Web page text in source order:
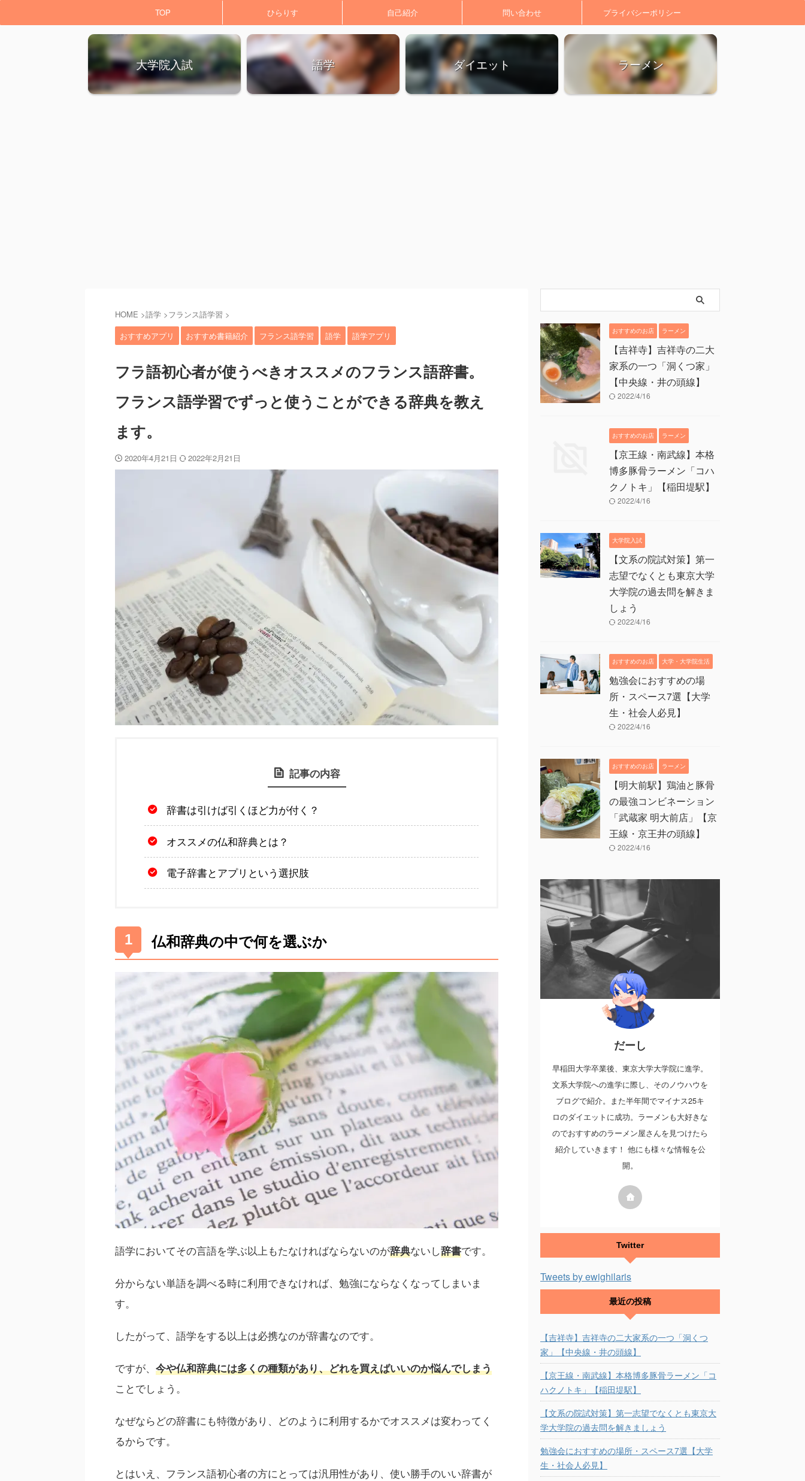
TOP ひらりす 自己紹介 問い合わせ プライバシーポリシー
大学院入試 語学 ダイエット ラーメン
HOME >語学 >フランス語学習 >
おすすめアプリ
おすすめ書籍紹介 フランス語学習 語学 語学アプリ
フラ語初心者が使うべきオススメのフランス語辞書。
フランス語学習でずっと使うことができる辞典を教え
ます。
2020年4月21日 2022年2月21日
記事の内容
辞書は引けば引くほど力が付く？
オススメの仏和辞典とは？
電子辞書とアプリという選択肢
仏和辞典の中で何を選ぶか
語学においてその言語を学ぶ以上もたなければならないのが辞典ないし辞書です。
分からない単語を調べる時に利用できなければ、勉強にならなくなってしまいま
す。
したがって、語学をする以上は必携なのが辞書なのです。
ですが、 今や仏和辞典には多くの種類があり、どれを買えばいいのか悩んでしまう
ことでしょう。
なぜならどの辞書にも特徴があり、どのように利用するかでオススメは変わってく
るからです。
とはいえ、フランス語初心者の方にとっては汎用性があり、使い勝手のいい辞書が
おすすめのお店 ラーメン
【吉祥寺】吉祥寺の二大
家系の一つ「洞くつ家」
【中央線・井の頭線】
2022/4/16
おすすめのお店 ラーメン
【京王線・南武線】本格
博多豚骨ラーメン「コハ
クノトキ」【稲田堤駅】
2022/4/16
大学院入試
【文系の院試対策】第一
志望でなくとも東京大学
大学院の過去問を解きま
しょう
2022/4/16
おすすめのお店 大学・大学院生活
勉強会におすすめの場
所・スペース7選【大学
生・社会人必見】
2022/4/16
おすすめのお店 ラーメン
【明大前駅】鶏油と豚骨
の最強コンビネーション
「武蔵家 明大前店」【京
王線・京王井の頭線】
2022/4/16
だーし
早稲田大学卒業後、東京大学大学院に進学。
文系大学院への進学に際し、そのノウハウを
ブログで紹介。また半年間でマイナス25キ
ロのダイエットに成功。ラーメンも大好きな
のでおすすめのラーメン屋さんを見つけたら
紹介していきます！ 他にも様々な情報を公
開。
Twitter
Tweets by ewighilaris
最近の投稿
【吉祥寺】吉祥寺の二大家系の一つ「洞くつ
家」【中央線・井の頭線】
【京王線・南武線】本格博多豚骨ラーメン「コ
ハクノトキ」【稲田堤駅】
【文系の院試対策】第一志望でなくとも東京大
学大学院の過去問を解きましょう
勉強会におすすめの場所・スペース7選【大学
生・社会人必見】